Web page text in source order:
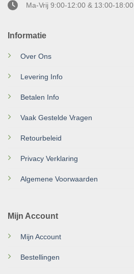
Informatie
Over Ons
Levering Info
Betalen Info
Vaak Gestelde Vragen
Retourbeleid
Privacy Verklaring
Algemene Voorwaarden
Mijn Account
Mijn Account
Bestellingen
Ma-Vrij 9:00-12:00 & 13:00-18:00